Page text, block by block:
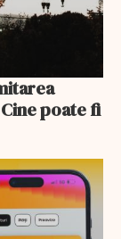
poate fi